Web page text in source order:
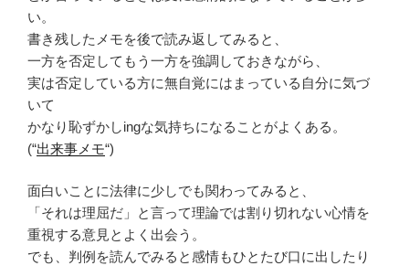
い。
書き残したメモを後で読み返してみると、
一方を否定してもう一方を強調しておきながら、
実は否定している方に無自覚にはまっている自分に気づ
いて
かなり恥ずかしingな気持ちになることがよくある。
(“出来事メモ“)
面白いことに法律に少しでも関わってみると、
「それは理屈だ」と言って理論では割り切れない心情を
重視する意見とよく出会う。
でも、判例を読んでみると感情もひとたび口に出したり